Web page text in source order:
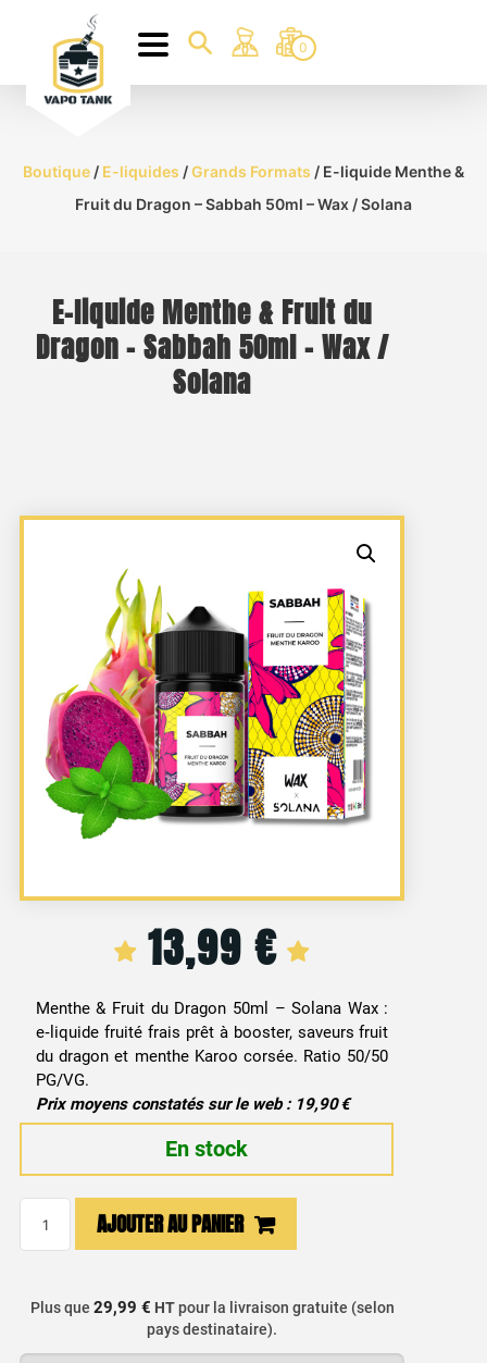
0
Boutique/ E-liquides /Grands Formats / E-liquide Menthe &
Fruit du Dragon – Sabbah 50ml – Wax / Solana
E-liquide Menthe & Fruit du
Dragon – Sabbah 50ml – Wax /
Solana
13,99 €
Menthe & Fruit du Dragon 50ml – Solana Wax :
e‑liquide fruité frais prêt à booster, saveurs fruit
du dragon et menthe Karoo corsée. Ratio 50/50
PG/VG.
Prix moyens constatés sur le web : 19,90 €
En stock
Menthe
AJOUTER AU PANIER
Plus que 29,99 € HTpour la livraison gratuite (selon
pays destinataire).